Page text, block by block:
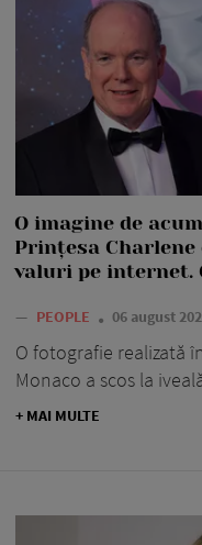
O imagine de
Prințesa Charlene
valuri pe internet.
— PEOPLE 06 august
O fotografie realizată
Monaco a scos la
+ MAI MULTE